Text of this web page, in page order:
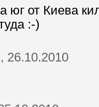
юг от Киева
:-)
26.10.2010